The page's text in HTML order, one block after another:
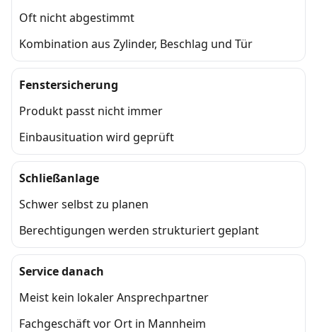
Oft nicht abgestimmt
Kombination aus Zylinder, Beschlag und Tür
Fenstersicherung
Produkt passt nicht immer
Einbausituation wird geprüft
Schließanlage
Schwer selbst zu planen
Berechtigungen werden strukturiert geplant
Service danach
Meist kein lokaler Ansprechpartner
Fachgeschäft vor Ort in Mannheim